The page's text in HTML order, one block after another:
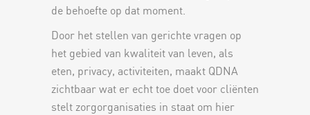
de behoefte op dat moment.
Door het stellen van gerichte vragen op
het gebied van kwaliteit van leven, als
eten, privacy, activiteiten, maakt QDNA
zichtbaar wat er echt toe doet voor cliënten
stelt zorgorganisaties in staat om hier